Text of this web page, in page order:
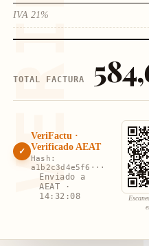
IVA 21%
TOTAL FACTURA
✓
VeriFactu ·
Verificado AEAT
Hash:
a1b2c3d4e5f6···
Enviado a
AEAT ·
14:32:08